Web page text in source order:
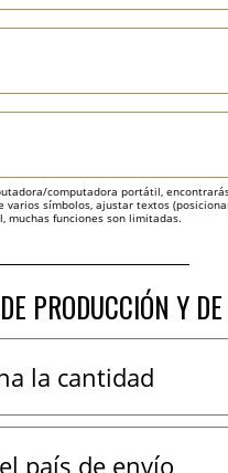
computadora portátil,
varios símbolos, ajustar textos
muchas funciones son limitadas.
PRODUCCIÓN Y